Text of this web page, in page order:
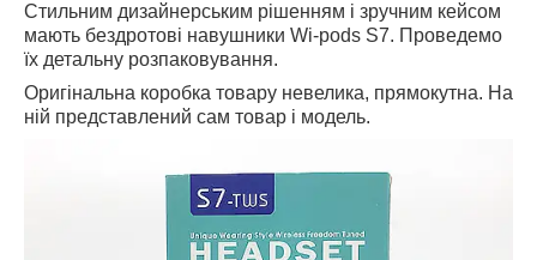
Стильним дизайнерським рішенням і зручним кейсом
мають бездротові навушники Wi-pods S7. Проведемо
їх детальну розпаковування.
Оригінальна коробка товару невелика, прямокутна. На
ній представлений сам товар і модель.